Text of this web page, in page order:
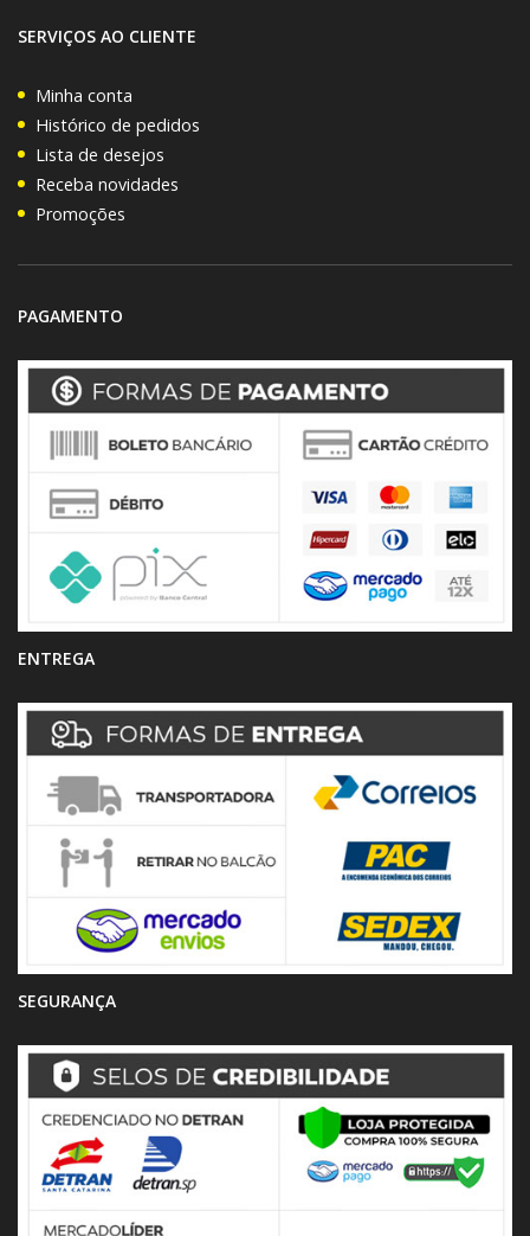
SERVIÇOS AO CLIENTE
Minha conta
Histórico de pedidos
Lista de desejos
Receba novidades
Promoções
PAGAMENTO
ENTREGA
SEGURANÇA